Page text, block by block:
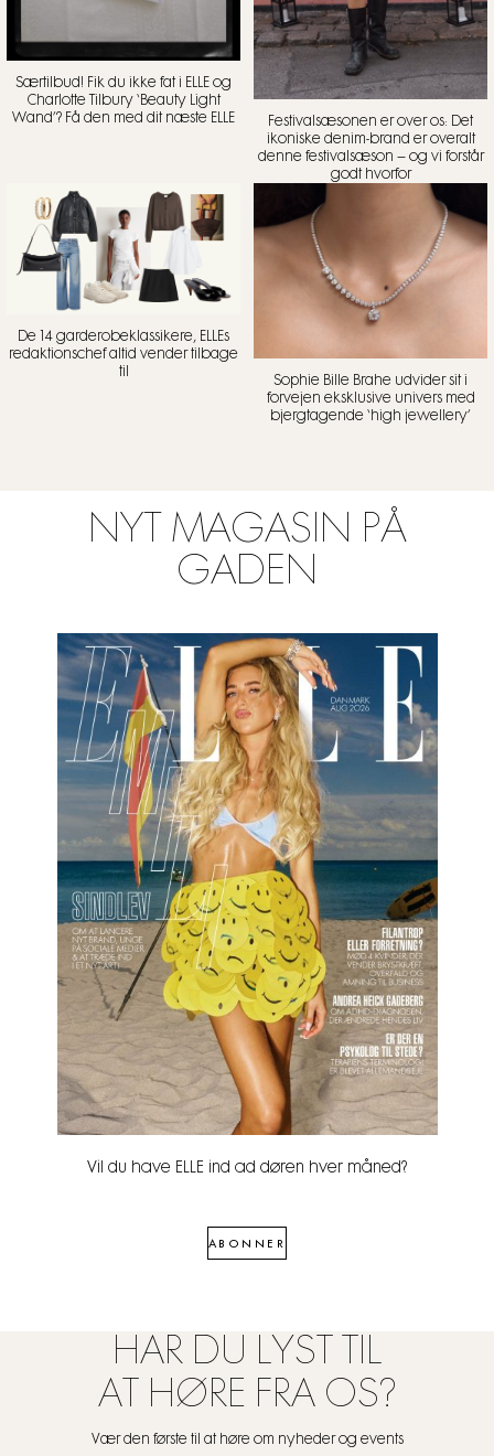
Særtilbud! Fik du ikke fat i ELLE og
Charlotte Tilbury ‘Beauty Light
Wand’? Få den med dit næste ELLE
Festivalsæsonen er over os: Det
ikoniske denim-brand er overalt
denne festivalsæson – og vi forstår
godt hvorfor
De 14 garderobeklassikere, ELLEs
redaktionschef altid vender tilbage
til
Sophie Bille Brahe udvider sit i
forvejen eksklusive univers med
bjergtagende ‘high jewellery’
NYT MAGASIN PÅ
GADEN
Vil du have ELLE ind ad døren hver måned?
ABONNER
HAR DU LYST TIL
AT HØRE FRA OS?
Vær den første til at høre om nyheder og events